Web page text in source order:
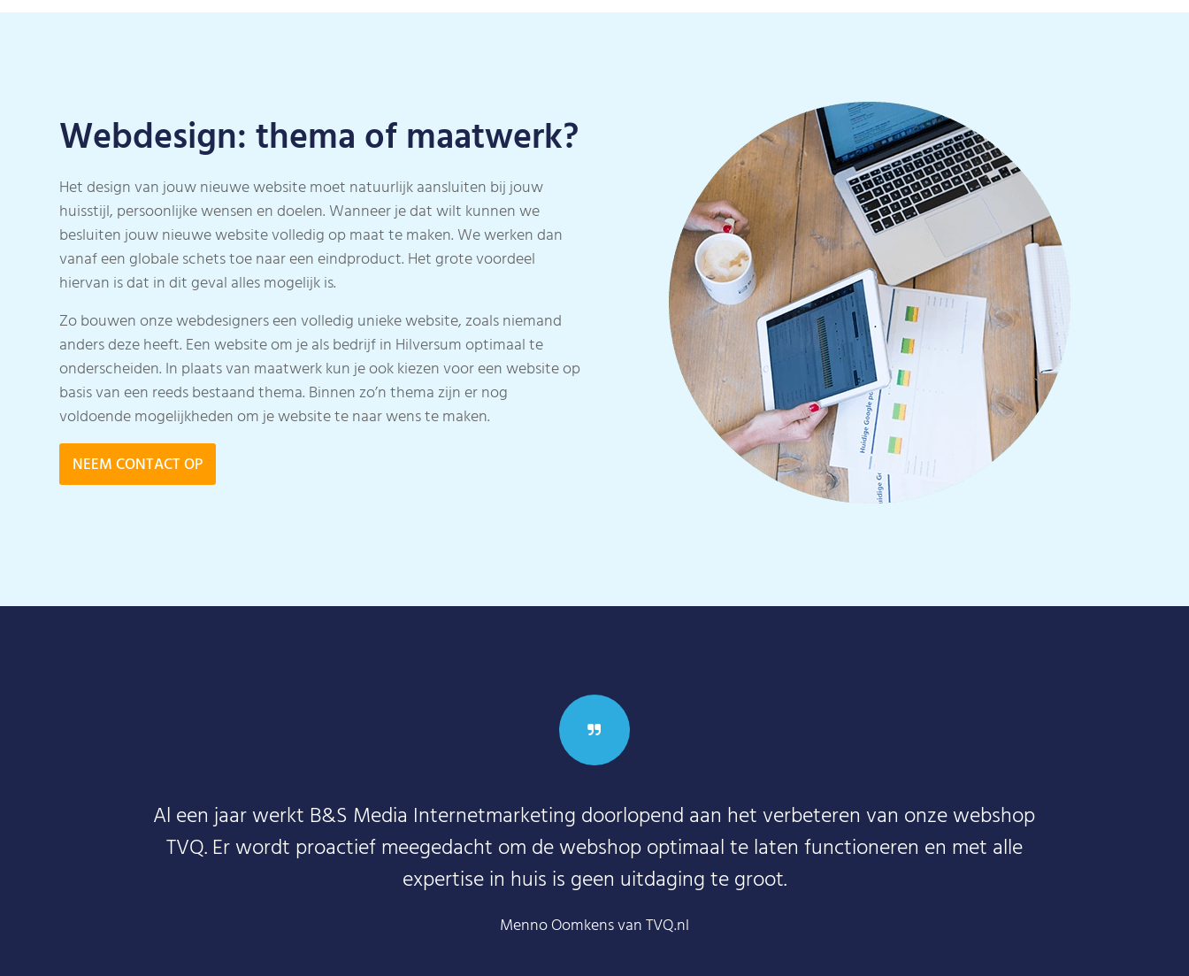
Webdesign: thema of maatwerk?
Het design van jouw nieuwe website moet natuurlijk aansluiten bij jouw
huisstijl, persoonlijke wensen en doelen. Wanneer je dat wilt kunnen we
besluiten jouw nieuwe website volledig op maat te maken. We werken dan
vanaf een globale schets toe naar een eindproduct. Het grote voordeel
hiervan is dat in dit geval alles mogelijk is.
Zo bouwen onze webdesigners een volledig unieke website, zoals niemand
anders deze heeft. Een website om je als bedrijf in Hilversum optimaal te
onderscheiden. In plaats van maatwerk kun je ook kiezen voor een website op
basis van een reeds bestaand thema. Binnen zo’n thema zijn er nog
voldoende mogelijkheden om je website te naar wens te maken.
NEEM CONTACT OP
Al een jaar werkt B&S Media Internetmarketing doorlopend aan het verbeteren van onze webshop
TVQ. Er wordt proactief meegedacht om de webshop optimaal te laten functioneren en met alle
expertise in huis is geen uitdaging te groot.
Menno Oomkens van TVQ.nl